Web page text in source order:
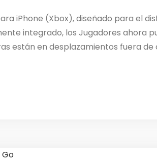
iPhone (Xbox), diseñado para el
integrado, los Jugadores ahora
están en desplazamientos fuera de